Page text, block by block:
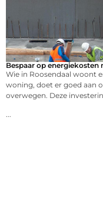
Bespaar op
Wie in Roosendaal woont
woning, doet er goed aan
overwegen. Deze
...